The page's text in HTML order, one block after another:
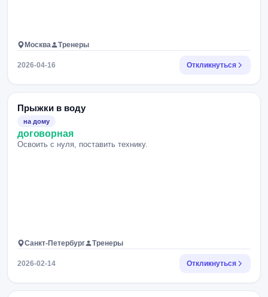
Москва Тренеры
2026-04-16 Откликнуться
Прыжки в воду
на дому
договорная
Освоить с нуля, поставить технику.
Санкт-Петербург Тренеры
2026-02-14 Откликнуться